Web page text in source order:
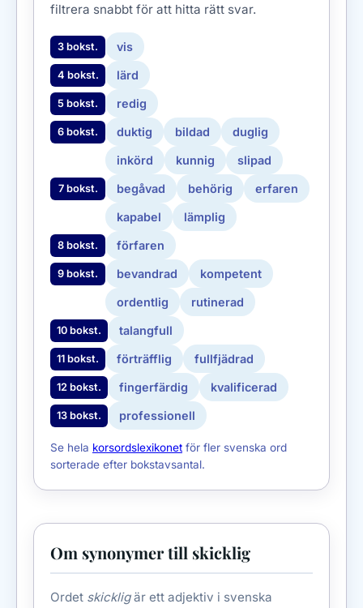
filtrera snabbt för att hitta rätt svar.
3 bokst. vis
4 bokst. lärd
5 bokst. redig
6 bokst. duktig bildad duglig
inkörd kunnig slipad
7 bokst. begåvad behörig erfaren
kapabel lämplig
8 bokst. förfaren
9 bokst. bevandrad kompetent
ordentlig rutinerad
10 bokst. talangfull
11 bokst. förträfflig fullfjädrad
12 bokst. fingerfärdig kvalificerad
13 bokst. professionell
Se hela korsordslexikonet för fler svenska ord
sorterade efter bokstavsantal.
Om synonymer till skicklig
Ordet skickligär ett adjektiv i svenska